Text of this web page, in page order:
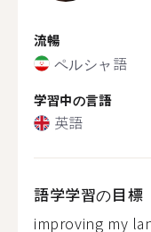
流暢
ペルシャ語
学習中の言語
英語
語学学習の目標
improving my